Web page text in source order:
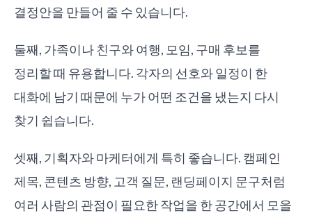
결정안을 만들어 줄 수 있습니다.
둘째, 가족이나 친구와 여행, 모임, 구매 후보를
정리할 때 유용합니다. 각자의 선호와 일정이 한
대화에 남기 때문에 누가 어떤 조건을 냈는지 다시
찾기 쉽습니다.
셋째, 기획자와 마케터에게 특히 좋습니다. 캠페인
제목, 콘텐츠 방향, 고객 질문, 랜딩페이지 문구처럼
여러 사람의 관점이 필요한 작업을 한 공간에서 모을